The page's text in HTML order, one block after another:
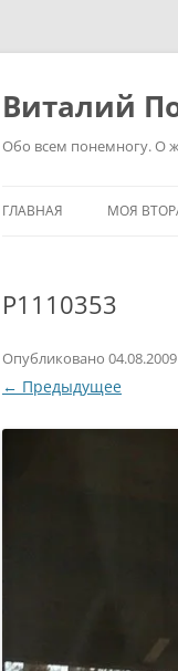
Перейти
Виталий
Обо всем понемногу. О
ГЛАВНАЯ МОЯ
P1110353
Опубликовано 04.08.2009
← Предыдущее